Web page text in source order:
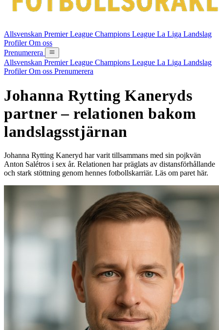
Allsvenskan Premier League Champions League La Liga Landslag
ProfilerOm oss
Prenumerera
Allsvenskan Premier League Champions League La Liga Landslag
ProfilerOm oss Prenumerera
Johanna Rytting Kaneryds
partner – relationen bakom
landslagsstjärnan
Johanna Rytting Kaneryd har varit tillsammans med sin pojkvän
Anton Salétros i sex år. Relationen har präglats av distansförhållande
och stark stöttning genom hennes fotbollskarriär. Läs om paret här.